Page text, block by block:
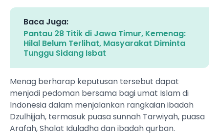
Baca Juga:
Pantau 28 Titik di Jawa Timur, Kemenag:
Hilal Belum Terlihat, Masyarakat Diminta
Tunggu Sidang Isbat
Menag berharap keputusan tersebut dapat
menjadi pedoman bersama bagi umat Islam di
Indonesia dalam menjalankan rangkaian ibadah
Dzulhijjah, termasuk puasa sunnah Tarwiyah, puasa
Arafah, Shalat Iduladha dan ibadah qurban.